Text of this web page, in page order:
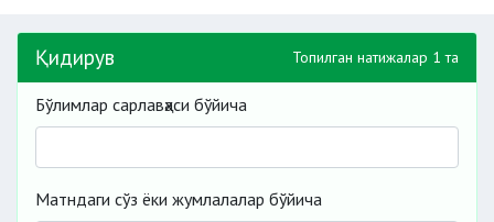
Қидирув Топилган натижалар 1 та
Бўлимлар сарлавҳаси бўйича
Матндаги сўз ёки жумлалалар бўйича